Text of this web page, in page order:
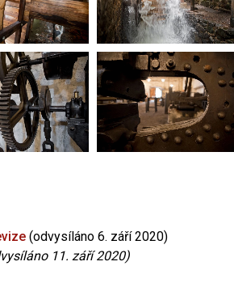
(odvysíláno 6. září 2020)
11. září 2020)